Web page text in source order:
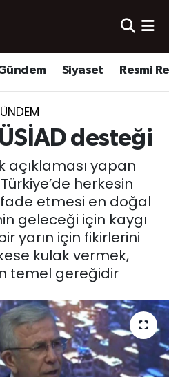
Siyaset Resmi
desteği
açıklaması yapan
herkesin
etmesi en doğal
geleceği için kaygı
yarın için fikirlerini
kulak vermek,
temel gereğidir
ve Fikstür